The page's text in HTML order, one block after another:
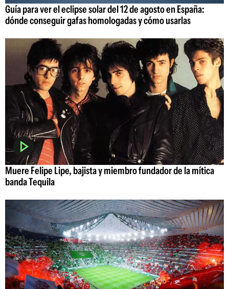
Guía para ver el eclipse solar del 12 de agosto en España:
dónde conseguir gafas homologadas y cómo usarlas
Muere Felipe Lipe, bajista y miembro fundador de la mítica
banda Tequila